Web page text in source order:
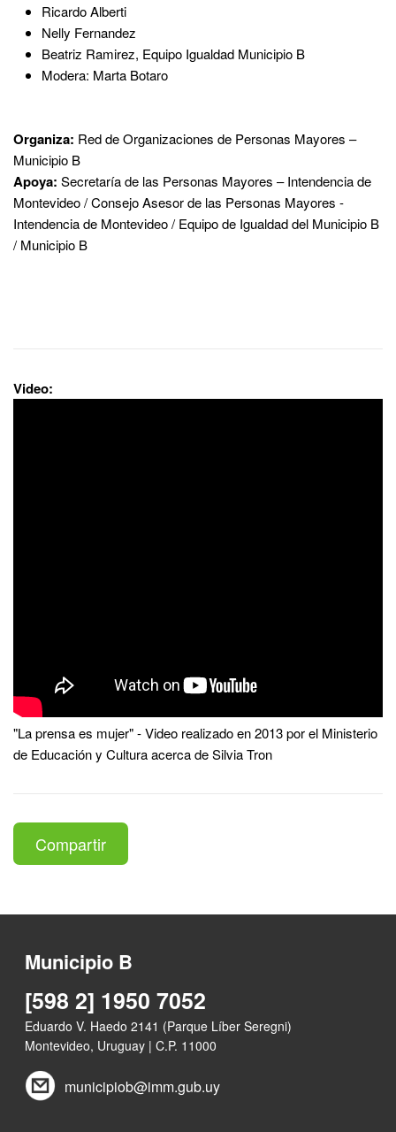
Ricardo Alberti
Nelly Fernandez
Beatriz Ramirez, Equipo Igualdad Municipio B
Modera: Marta Botaro
Organiza: Red de Organizaciones de Personas Mayores –
Municipio B
Apoya: Secretaría de las Personas Mayores – Intendencia de
Montevideo / Consejo Asesor de las Personas Mayores -
Intendencia de Montevideo / Equipo de Igualdad del Municipio B
/ Municipio B
Video:
"La prensa es mujer" - Video realizado en 2013 por el Ministerio
de Educación y Cultura acerca de Silvia Tron
Compartir
Municipio B
[598 2] 1950 7052
Eduardo V. Haedo 2141 (Parque Líber Seregni)
Montevideo, Uruguay | C.P. 11000
municipiob@imm.gub.uy